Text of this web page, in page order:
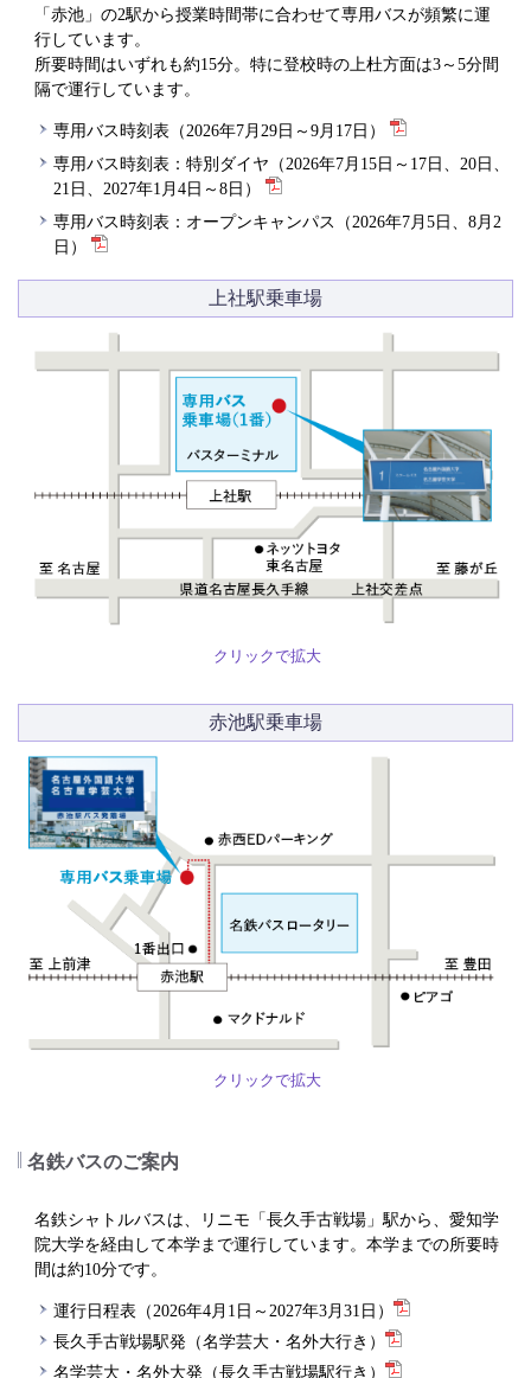
「赤池」の2駅から授業時間帯に合わせて専用バスが頻繁に運
行しています。
所要時間はいずれも約15分。特に登校時の上杜方面は3～5分間
隔で運行しています。
専用バス時刻表（2026年7月29日～9月17日）
専用バス時刻表：特別ダイヤ（2026年7月15日～17日、20日、
21日、2027年1月4日～8日）
専用バス時刻表：オープンキャンパス（2026年7月5日、8月2
日）
上社駅乗車場
クリックで拡大
赤池駅乗車場
クリックで拡大
名鉄バスのご案内
名鉄シャトルバスは、リニモ「長久手古戦場」駅から、愛知学
院大学を経由して本学まで運行しています。本学までの所要時
間は約10分です。
運行日程表（2026年4月1日～2027年3月31日）
長久手古戦場駅発（名学芸大・名外大行き）
名学芸大・名外大発（長久手古戦場駅行き）